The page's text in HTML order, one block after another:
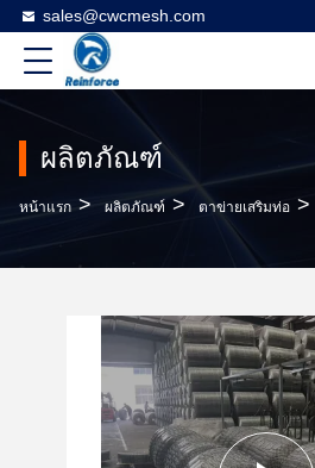
sales@cwcmesh.com
ผลิตภัณฑ์
หน้าแรก > ผลิตภัณฑ์ > ตาข่ายเสริมท่อ >